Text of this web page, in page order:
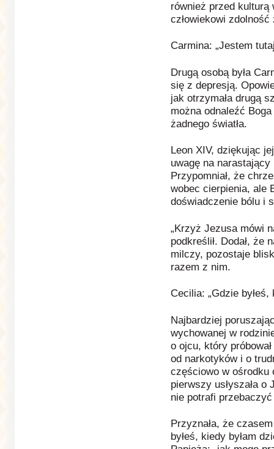
również przed
człowiekowi
Carmina: „Jestem
Drugą osobą była
się z depresją.
jak otrzymała drugą
można odnaleźć
żadnego światła.
Leon XIV, dziękując
uwagę na
Przypomniał, że
wobec cierpienia, ale
doświadczenie bólu i
„Krzyż Jezusa mówi
podkreślił. Dodał, że
milczy, pozostaje
razem z nim.
Cecilia: „Gdzie byłeś,
Najbardziej
wychowanej w
o ojcu, który
od narkotyków i o
częściowo w ośrodku
pierwszy usłyszała o
nie potrafi
Przyznała, że
byłeś, kiedy byłam